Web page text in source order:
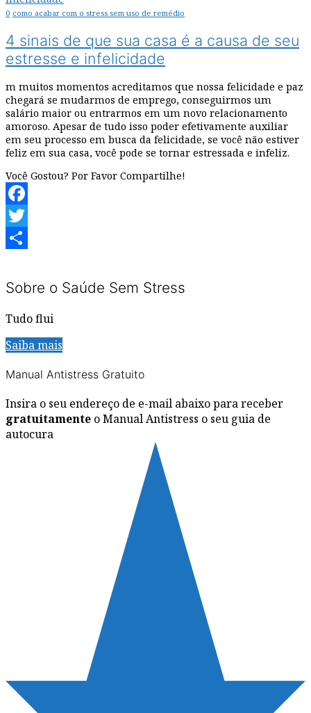
0 como acabar com o stress sem uso de remédio
4 sinais de que sua casa é a causa de seu
estresse e infelicidade
m muitos momentos acreditamos que nossa felicidade e paz
chegará se mudarmos de emprego, conseguirmos um
salário maior ou entrarmos em um novo relacionamento
amoroso. Apesar de tudo isso poder efetivamente auxiliar
em seu processo em busca da felicidade, se você não estiver
feliz em sua casa, você pode se tornar estressada e infeliz.
Você Gostou? Por Favor Compartilhe!
Facebook
Twitter
Sobre o Saúde Sem Stress
Tudo flui
Saiba mais
Manual Antistress Gratuito
Insira o seu endereço de e-mail abaixo para receber
gratuitamente o Manual Antistress o seu guia de
autocura